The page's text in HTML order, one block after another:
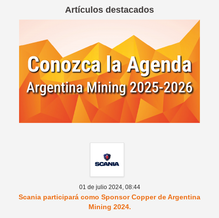
Artículos destacados
01 de julio 2024, 08:44
Scania participará como Sponsor Copper de Argentina
Mining 2024.